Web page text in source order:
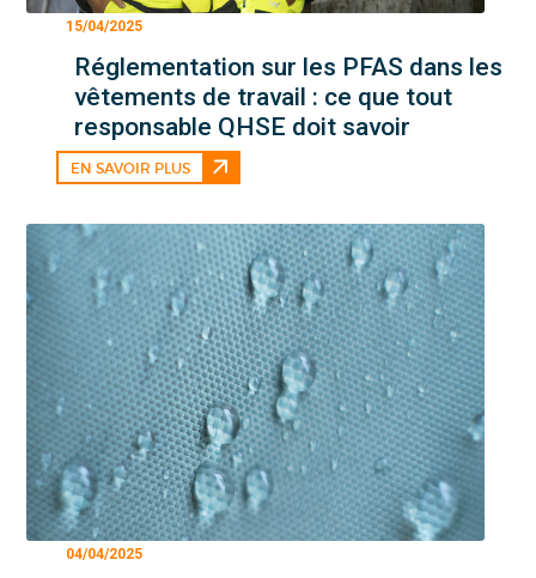
15/04/2025
Réglementation sur les PFAS dans les
vêtements de travail : ce que tout
responsable QHSE doit savoir
EN SAVOIR PLUS
04/04/2025